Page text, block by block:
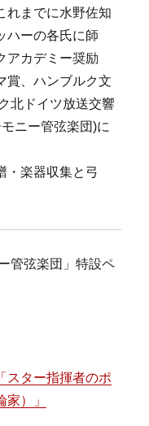
れまでに水野佐知
ハーの各氏に師
アカデミー奨励
賞、ハンブルク文
北ドイツ放送交響
ニー管弦楽団)に
・楽器収集と弓
管弦楽団」特設ペ
スター指揮者のポ
）」